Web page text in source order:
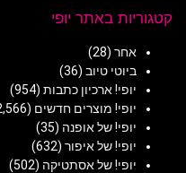
קטגוריות באתר יופי
אחר (28)
ביוטי טיוב (36)
יופי! ארכיון כתבות (954)
יופי! מוצרים חדשים (2,566)
יופי! של אופנה (35)
יופי! של איפור (632)
יופי! של אסתטיקה (502)